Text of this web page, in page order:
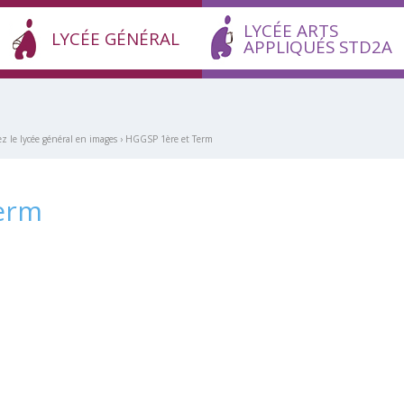
LYCÉE GÉNÉRAL LYCÉE ARTS
APPLIQUÉS STD2A
le lycée général en images › HGGSP 1ère et Term